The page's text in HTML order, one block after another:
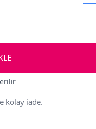
kolay iade.